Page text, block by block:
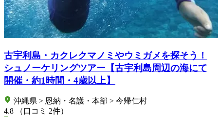
古宇利島・カクレクマノミやウミガメを探そう！
シュノーケリングツアー【古宇利島周辺の海にて
開催・約1時間・4歳以上】
沖縄県 > 恩納・名護・本部 > 今帰仁村
4.8
（口コミ 2件）